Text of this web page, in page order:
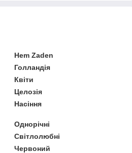
Hem Zaden
Голландія
Квіти
Целозія
Насіння
Однорічні
Світлолюбні
Червоний